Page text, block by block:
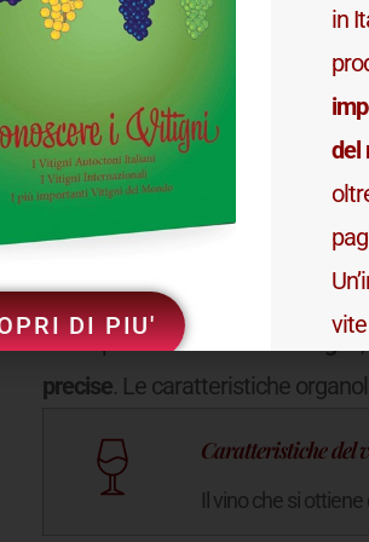
Malvasia del Chianti
Ilvinoprodotto da ciascun vitigno
precise. Le caratteristiche
Caratteristiche del
Il vino che si
DI PIU'
in
del